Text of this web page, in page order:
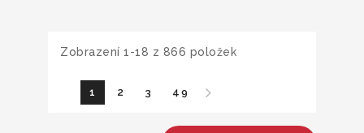
Zobrazení 1-18 z 866 položek
1 2 3 49